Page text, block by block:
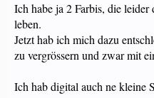
Ich habe ja 2 Farbis, die
leben.
Jetzt hab ich mich dazu
zu vergrössern und zwar mit
Ich hab digital auch ne kleine